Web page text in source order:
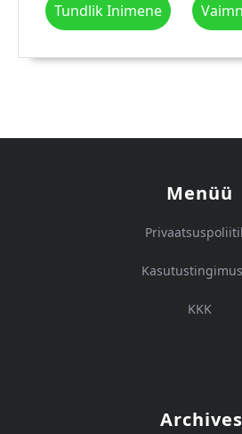
Tundlik Inimene
Menüü
KKK
Archives